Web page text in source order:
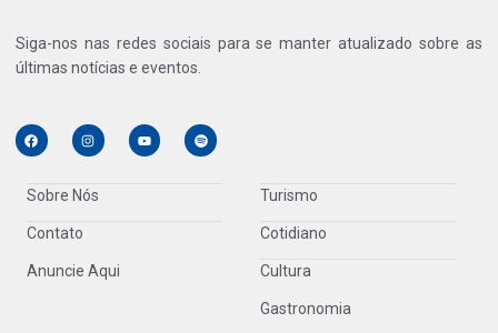
Siga-nos nas redes sociais para se manter atualizado sobre as
últimas notícias e eventos.
Sobre Nós
Contato
Anuncie Aqui
Turismo
Cotidiano
Cultura
Gastronomia